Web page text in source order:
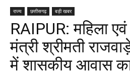
राज्य छत्तीसगढ़ बड़ी खबर
RAIPUR: महिला
मंत्री श्रीमती
में शासकीय आवास